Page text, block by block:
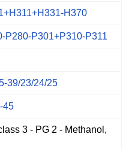
H370
P280-P301+P310-P311
39/23/24/25
45
3 - PG 2 - Methanol,